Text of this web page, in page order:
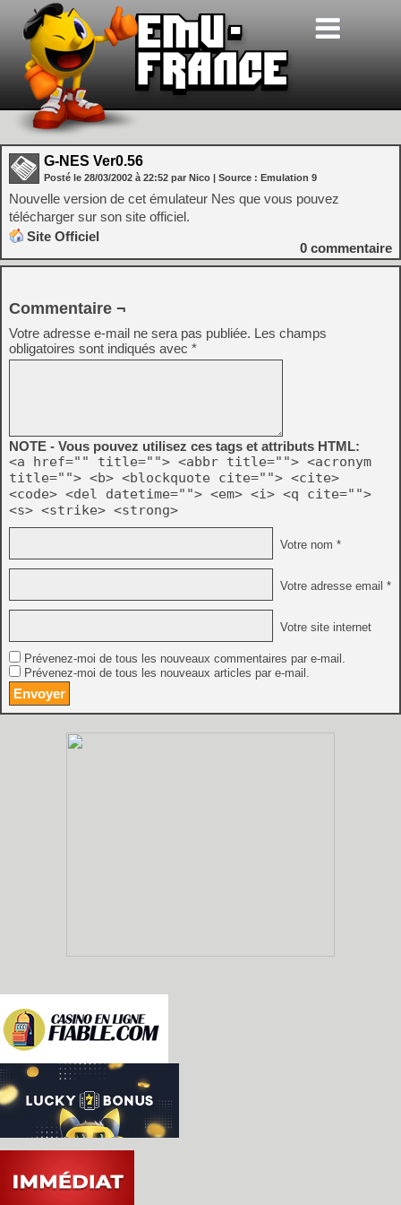
G-NES Ver0.56
Posté le 28/03/2002 à 22:52 par Nico | Source : Emulation 9
Nouvelle version de cet émulateur Nes que vous pouvez
télécharger sur son site officiel.
Site Officiel
0 commentaire
Commentaire ¬
Votre adresse e-mail ne sera pas publiée. Les champs
obligatoires sont indiqués avec *
NOTE - Vous pouvez utilisez ces tags et attributs HTML:
<a href="" title=""> <abbr title=""> <acronym
title=""> <b> <blockquote cite=""> <cite>
<code> <del datetime=""> <em> <i> <q cite="">
<s> <strike> <strong>
Votre nom *
Votre adresse email *
Votre site internet
Prévenez-moi de tous les nouveaux commentaires par e-mail.
Prévenez-moi de tous les nouveaux articles par e-mail.